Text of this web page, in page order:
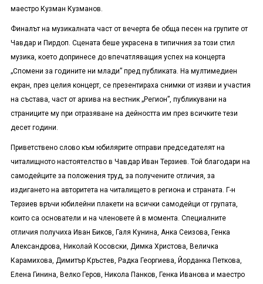
маестро Кузман Кузманов.
Финалът на музикалната част от вечерта бе обща песен на групите от
Чавдар и Пирдоп. Сцената беше украсена в типичния за този стил
музика, което допринесе до впечатляващия успех на концерта
„Спомени за годините ни млади” пред публиката. На мултимедиен
екран, през целия концерт, се презентираха снимки от изяви и участия
на състава, част от архива на вестник „Регион”, публикувани на
страниците му при отразяване на дейността им през всичките тези
десет години.
Приветствено слово към юбилярите отправи председателят на
читалищното настоятелство в Чавдар Иван Терзиев. Той благодари на
самодейците за положения труд, за получените отличия, за
издигането на авторитета на читалището в региона и страната. Г-н
Терзиев връчи юбилейни плакети на всички самодейци от групата,
които са основатели и на членовете й в момента. Специалните
отличия получиха Иван Биков, Галя Кунина, Анка Сеизова, Генка
Александрова, Николай Косовски, Димка Христова, Величка
Карамихова, Димитър Кръстев, Радка Георгиева, Йорданка Петкова,
Елена Гинина, Велко Геров, Никола Панков, Генка Иванова и маестро